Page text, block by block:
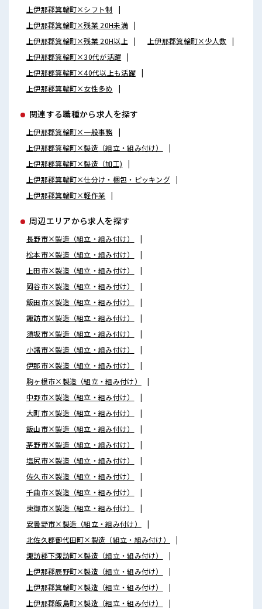
上伊那郡箕輪町×シフト制
上伊那郡箕輪町×残業 20H未満
上伊那郡箕輪町×残業 20H以上
上伊那郡箕輪町×少人数
上伊那郡箕輪町×30代が活躍
上伊那郡箕輪町×40代以上も活躍
上伊那郡箕輪町×女性多め
関連する職種から求人を探す
上伊那郡箕輪町×一般事務
上伊那郡箕輪町×製造（組立・組み付け）
上伊那郡箕輪町×製造（加工)
上伊那郡箕輪町×仕分け・梱包・ピッキング
上伊那郡箕輪町×軽作業
周辺エリアから求人を探す
長野市×製造（組立・組み付け）
松本市×製造（組立・組み付け）
上田市×製造（組立・組み付け）
岡谷市×製造（組立・組み付け）
飯田市×製造（組立・組み付け）
諏訪市×製造（組立・組み付け）
須坂市×製造（組立・組み付け）
小諸市×製造（組立・組み付け）
伊那市×製造（組立・組み付け）
駒ヶ根市×製造（組立・組み付け）
中野市×製造（組立・組み付け）
大町市×製造（組立・組み付け）
飯山市×製造（組立・組み付け）
茅野市×製造（組立・組み付け）
塩尻市×製造（組立・組み付け）
佐久市×製造（組立・組み付け）
千曲市×製造（組立・組み付け）
東御市×製造（組立・組み付け）
安曇野市×製造（組立・組み付け）
北佐久郡御代田町×製造（組立・組み付け）
諏訪郡下諏訪町×製造（組立・組み付け）
上伊那郡辰野町×製造（組立・組み付け）
上伊那郡箕輪町×製造（組立・組み付け）
上伊那郡飯島町×製造（組立・組み付け）